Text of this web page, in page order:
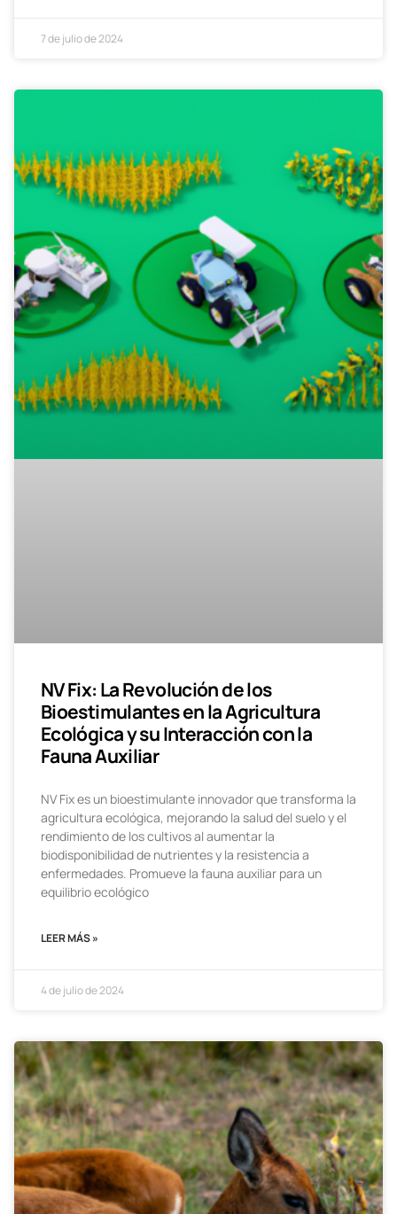
7 de julio de 2024
NV Fix: La Revolución de los
Bioestimulantes en la Agricultura
Ecológica y su Interacción con la
Fauna Auxiliar
NV Fix es un bioestimulante innovador que transforma la
agricultura ecológica, mejorando la salud del suelo y el
rendimiento de los cultivos al aumentar la
biodisponibilidad de nutrientes y la resistencia a
enfermedades. Promueve la fauna auxiliar para un
equilibrio ecológico
LEER MÁS »
4 de julio de 2024